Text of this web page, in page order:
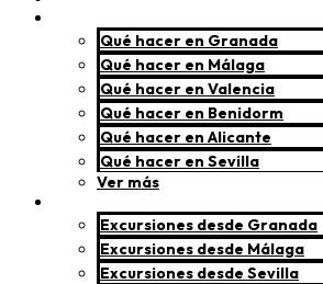
Qué hacer en Granada
Qué hacer en Málaga
Qué hacer en Valencia
Qué hacer en Benidorm
Qué hacer en Alicante
Qué hacer en Sevilla
Ver más
Excursiones desde Granada
Excursiones desde Málaga
Excursiones desde Sevilla